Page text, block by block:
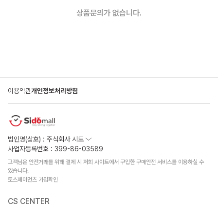
상품문의가 없습니다.
이용약관개인정보처리방침
법인명(상호) : 주식회사 시도
사업자등록번호 : 399-86-03589
고객님은 안전거래를 위해 결제 시 저희 사이트에서 구입한 구매안전 서비스를 이용하실 수
있습니다.
토스페이먼츠 가입확인
CS CENTER